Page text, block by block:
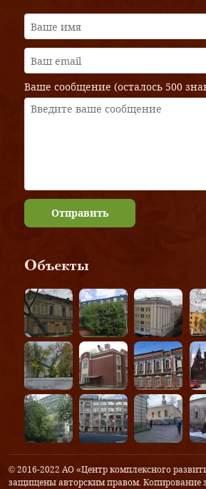
Ваше сообщение (осталось 500
Отправить
Объекты
© 2016-2022 АО «Центр комплексного
защищены авторским правом. Копирование